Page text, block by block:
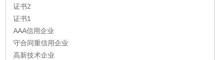
证书2
证书1
AAA信用企业
守合同重信用企业
高新技术企业